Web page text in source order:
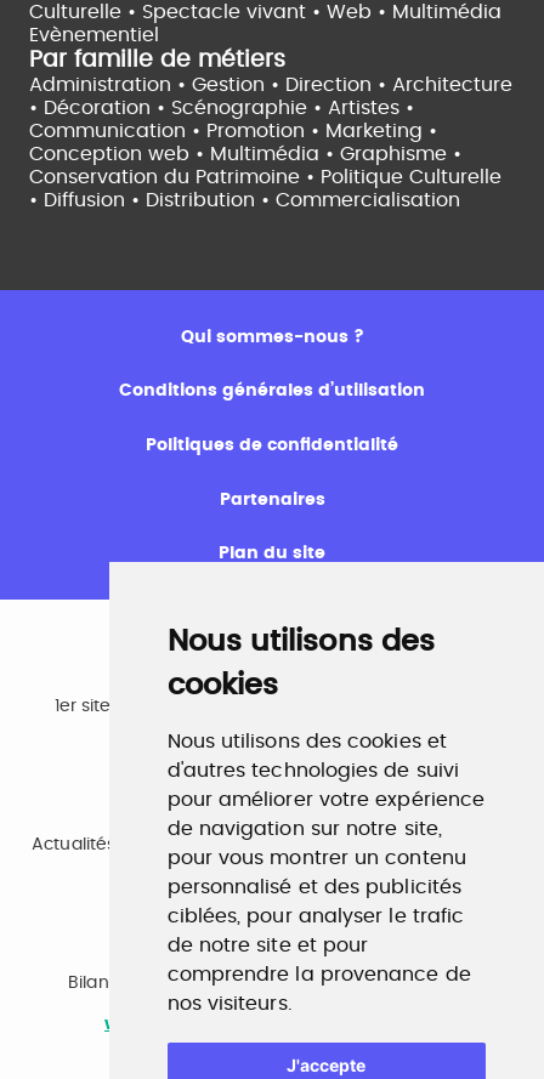
Nous utilisons des
cookies
Nous utilisons des cookies et
d'autres technologies de suivi
pour améliorer votre expérience
de navigation sur notre site,
pour vous montrer un contenu
personnalisé et des publicités
ciblées, pour analyser le trafic
de notre site et pour
comprendre la provenance de
nos visiteurs.
J'accepte
Culturelle • Spectacle vivant • Web • Multimédia
Evènementiel
Par famille de métiers
Administration • Gestion • Direction • Architecture
• Décoration • Scénographie • Artistes •
Communication • Promotion • Marketing •
Conception web • Multimédia • Graphisme •
Conservation du Patrimoine • Politique Culturelle
• Diffusion • Distribution • Commercialisation
Qui sommes-nous ?
Conditions générales d’utilisation
Politiques de confidentialité
Partenaires
Plan du site
Emploi
1er site emploi du secteur culturel 784.000 visites et
www.profilculture.com
Formation
Actualités, guide et annuaire des formations aux métiers
de la culture.
www.profilculture-formation.com
Accompagnement professionnel
Bilan de compétences, coaching, techniques de
recherche d'emploi, entretien conseil.
www.profilculture-competences.com